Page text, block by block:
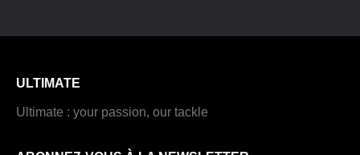
ULTIMATE
Ultimate : your passion, our tackle